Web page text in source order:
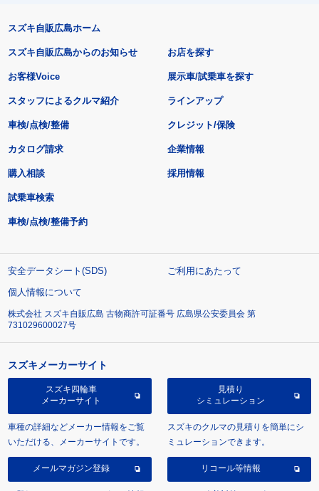
スズキ自販広島ホーム
スズキ自販広島からのお知らせ
お客様Voice
スタッフによるクルマ紹介
お店を探す
展示車/試乗車を探す
ラインアップ
車検/点検/整備 クレジット/保険
カタログ請求
購入相談
試乗車検索
車検/点検/整備予約
企業情報
採用情報
安全データシート(SDS)
ご利用にあたって
個人情報について
株式会社 スズキ自販広島 古物商許可証番号 広島県公安委員会 第
731029600027号
スズキメーカーサイト
スズキ四輪車
メーカーサイト
車種の詳細などメーカー情報をご覧
いただける、メーカーサイトです。
見積り
シミュレーション
スズキのクルマの見積りを簡単にシ
ミュレーションできます。
メールマガジン登録 リコール等情報